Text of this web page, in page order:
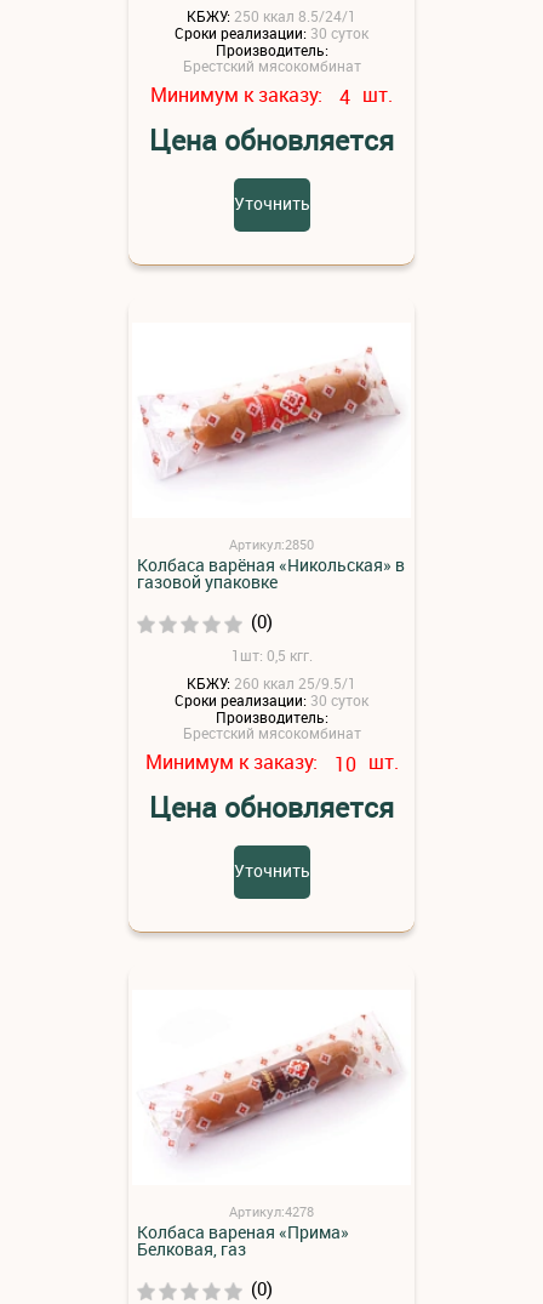
КБЖУ: 250 ккал 8.5/24/1
Сроки реализации: 30 суток
Производитель:
Брестский мясокомбинат
Минимум к заказу: 4 шт.
Цена обновляется
Уточнить
Артикул:2850
Колбаса варёная «Никольская» в
газовой упаковке
(0)
1шт: 0,5 кгг.
КБЖУ: 260 ккал 25/9.5/1
Сроки реализации: 30 суток
Производитель:
Брестский мясокомбинат
Минимум к заказу: 10 шт.
Цена обновляется
Уточнить
Артикул:4278
Колбаса вареная «Прима»
Белковая, газ
(0)